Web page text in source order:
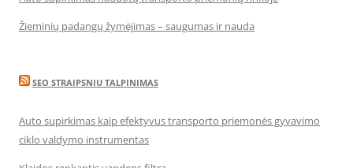
Žieminių padangų žymėjimas – saugumas ir nauda
SEO STRAIPSNIU TALPINIMAS
Auto supirkimas kaip efektyvus transporto priemonės gyvavimo
ciklo valdymo instrumentas